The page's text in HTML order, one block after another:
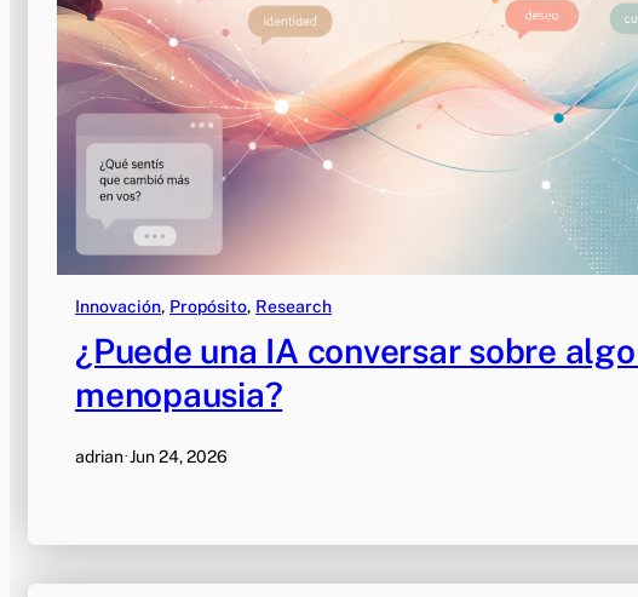
Innovación, Propósito, Research
¿Puede una IA conversar sobre
menopausia?
adrian·Jun 24, 2026